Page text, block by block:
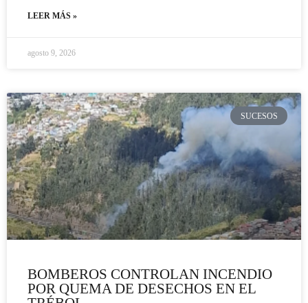
LEER MÁS »
agosto 9, 2026
SUCESOS
BOMBEROS CONTROLAN INCENDIO
POR QUEMA DE DESECHOS EN EL